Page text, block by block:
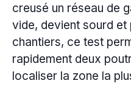
creusé un réseau de
vide, devient sourd et
chantiers, ce test
rapidement deux
localiser la zone la